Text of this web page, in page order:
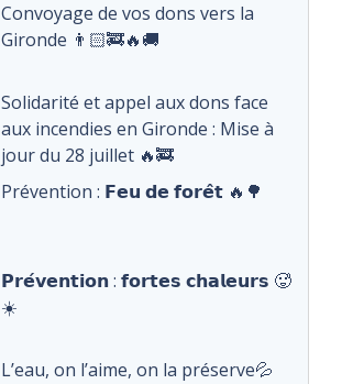
Convoyage de vos dons vers la
Gironde 👨🏻‍🚒🔥🚚
Solidarité et appel aux dons face
aux incendies en Gironde : Mise à
jour du 28 juillet 🔥🚒
Prévention : 𝗙𝗲𝘂 𝗱𝗲 𝗳𝗼𝗿𝗲̂𝘁 🔥🌳
𝗣𝗿𝗲́𝘃𝗲𝗻𝘁𝗶𝗼𝗻 : 𝗳𝗼𝗿𝘁𝗲𝘀 𝗰𝗵𝗮𝗹𝗲𝘂𝗿𝘀 🥵
☀️
L’eau, on l’aime, on la préserve💦